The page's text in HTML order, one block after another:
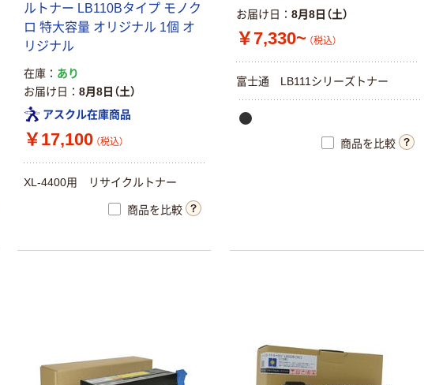
ルトナー LB110Bタイプ モノク
ロ 特大容量 オリジナル 1個 オ
リジナル
在庫
あり
お届け日
8月8日（土）
アスクル在庫商品
￥17,100 （税込）
XL-4400用 リサイクルトナー
商品を比較
お届け日 8月8日（土）
￥7,330~ （税込）
富士通 LB111シリーズトナー
商品を比較